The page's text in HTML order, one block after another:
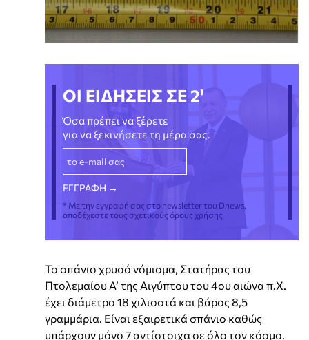
ΟΙ ΕΙΔΗΣΕΙΣ ΣΕ 2'
Όσα πρέπει να ξέρετε
για να ξεκινήσετε τη μέρα σας.
* Με την εγγραφή σας στο newsletter του Dnews,
αποδέχεστε τους σχετικούς όρους χρήσης
Το σπάνιο χρυσό νόμισμα, Στατήρας του
Πτολεμαίου Α’ της Αιγύπτου του 4ου αιώνα π.Χ.
έχει διάμετρο 18 χιλιοστά και βάρος 8,5
γραμμάρια. Είναι εξαιρετικά σπάνιο καθώς
υπάρχουν μόνο 7 αντίστοιχα σε όλο τον κόσμο.